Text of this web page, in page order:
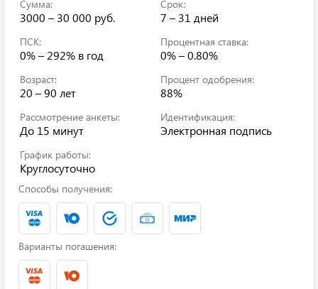
Сумма:
3000 – 30 000 руб.
Срок:
7 – 31 дней
ПСК:
0% – 292% в год
Процентная ставка:
0% – 0.80%
Возраст:
20 – 90 лет
Процент одобрения:
88%
Рассмотрение анкеты:
До 15 минут
Идентификация:
Электронная подпись
График работы:
Круглосуточно
Способы получения:
Варианты погашения: